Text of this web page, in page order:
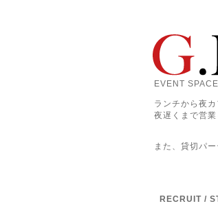
EVENT
ランチから夜
夜遅くまで営
また、貸切パ
RECRUIT /